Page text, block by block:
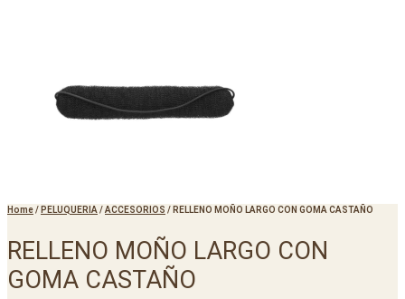
Home/ PELUQUERIA /ACCESORIOS / RELLENO MOÑO LARGO CON GOMA CASTAÑO
RELLENO MOÑO LARGO CON
GOMA CASTAÑO